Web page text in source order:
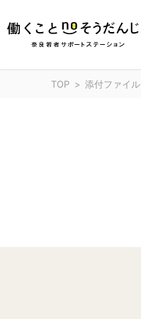
TOP 添付ファイル